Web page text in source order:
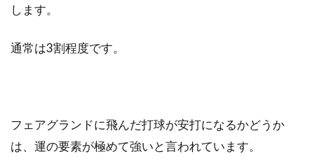
します。
通常は3割程度です。
フェアグランドに飛んだ打球が安打になるかどうか
は、運の要素が極めて強いと言われています。